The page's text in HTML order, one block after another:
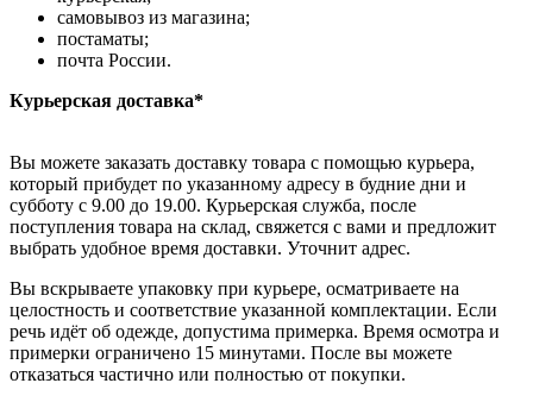
самовывоз из магазина;
постаматы;
почта России.
Курьерская доставка*
Вы можете заказать доставку товара с помощью курьера,
который прибудет по указанному адресу в будние дни и
субботу с 9.00 до 19.00. Курьерская служба, после
поступления товара на склад, свяжется с вами и предложит
выбрать удобное время доставки. Уточнит адрес.
Вы вскрываете упаковку при курьере, осматриваете на
целостность и соответствие указанной комплектации. Если
речь идёт об одежде, допустима примерка. Время осмотра и
примерки ограничено 15 минутами. После вы можете
отказаться частично или полностью от покупки.